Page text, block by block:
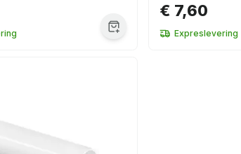
€ 7,60
Expreslevering